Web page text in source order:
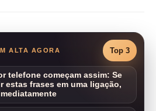
ALTA AGORA Top 3
telefone começam assim: Se
estas frases em uma ligação,